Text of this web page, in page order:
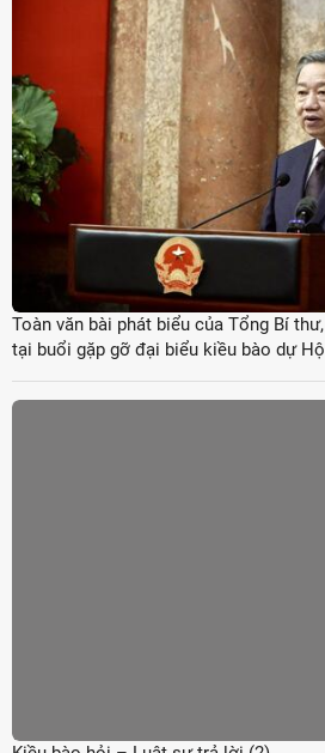
Toàn văn bài phát biểu của Tổng Bí
tại buổi gặp gỡ đại biểu kiều bào dự